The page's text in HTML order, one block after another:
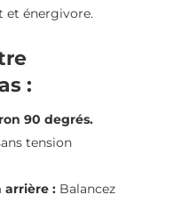
et énergivore.
:
90 degrés.
tension
arrière :Balancez